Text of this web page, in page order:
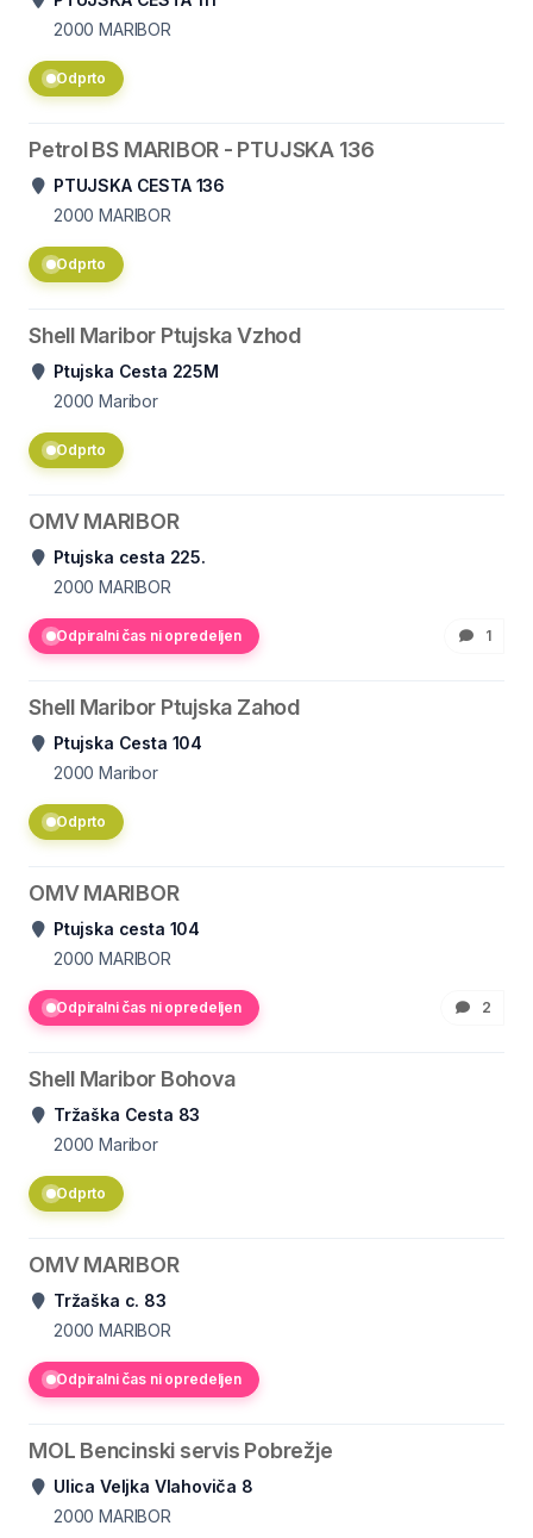
2000 MARIBOR
Odprto
Petrol BS MARIBOR - PTUJSKA 136
PTUJSKA CESTA 136
2000 MARIBOR
Odprto
Shell Maribor Ptujska Vzhod
Ptujska Cesta 225M
2000 Maribor
Odprto
OMV MARIBOR
Ptujska cesta 225.
2000 MARIBOR
Odpiralni čas ni opredeljen 1
Shell Maribor Ptujska Zahod
Ptujska Cesta 104
2000 Maribor
Odprto
OMV MARIBOR
Ptujska cesta 104
2000 MARIBOR
Odpiralni čas ni opredeljen 2
Shell Maribor Bohova
Tržaška Cesta 83
2000 Maribor
Odprto
OMV MARIBOR
Tržaška c. 83
2000 MARIBOR
Odpiralni čas ni opredeljen
MOL Bencinski servis Pobrežje
Ulica Veljka Vlahoviča 8
2000 MARIBOR